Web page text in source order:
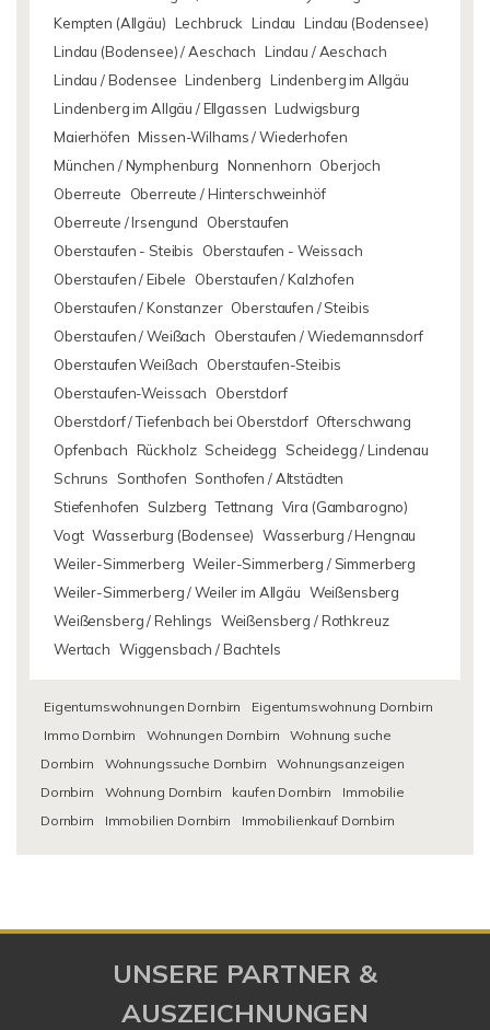
Kempten (Allgäu) Lechbruck Lindau Lindau (Bodensee)
Lindau (Bodensee) / Aeschach Lindau / Aeschach
Lindau / Bodensee Lindenberg Lindenberg im Allgäu
Lindenberg im Allgäu / Ellgassen Ludwigsburg
Maierhöfen Missen-Wilhams / Wiederhofen
München / Nymphenburg Nonnenhorn Oberjoch
Oberreute
Oberreute / Hinterschweinhöf
Oberreute / Irsengund
Oberstaufen
Oberstaufen - Steibis
Oberstaufen - Weissach
Oberstaufen / Eibele
Oberstaufen / Kalzhofen
Oberstaufen / Konstanzer Oberstaufen / Steibis
Oberstaufen / Weißach
Oberstaufen / Wiedemannsdorf
Oberstaufen Weißach
Oberstaufen-Steibis
Oberstaufen-Weissach
Oberstdorf
Oberstdorf / Tiefenbach bei Oberstdorf Ofterschwang
Opfenbach Rückholz Scheidegg
Scheidegg / Lindenau
Schruns
Sonthofen Sonthofen / Altstädten
Stiefenhofen
Sulzberg Tettnang Vira (Gambarogno)
Vogt Wasserburg (Bodensee) Wasserburg / Hengnau
Weiler-Simmerberg Weiler-Simmerberg / Simmerberg
Weiler-Simmerberg / Weiler im Allgäu Weißensberg
Weißensberg / Rehlings Weißensberg / Rothkreuz
Wertach Wiggensbach / Bachtels
Eigentumswohnungen Dornbirn
Eigentumswohnung Dornbirn
Immo Dornbirn
Wohnungen Dornbirn
Wohnung suche
Dornbirn
Wohnungssuche Dornbirn
Wohnungsanzeigen
Dornbirn
Wohnung Dornbirn kaufen Dornbirn
Immobilie
Dornbirn
Immobilien Dornbirn Immobilienkauf Dornbirn
UNSERE PARTNER &
AUSZEICHNUNGEN